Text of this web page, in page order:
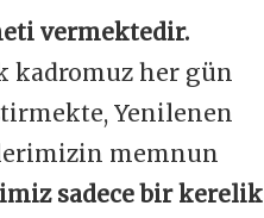
vermektedir.
kadromuz her gün
Yenilenen
memnun
sadece bir kerelik